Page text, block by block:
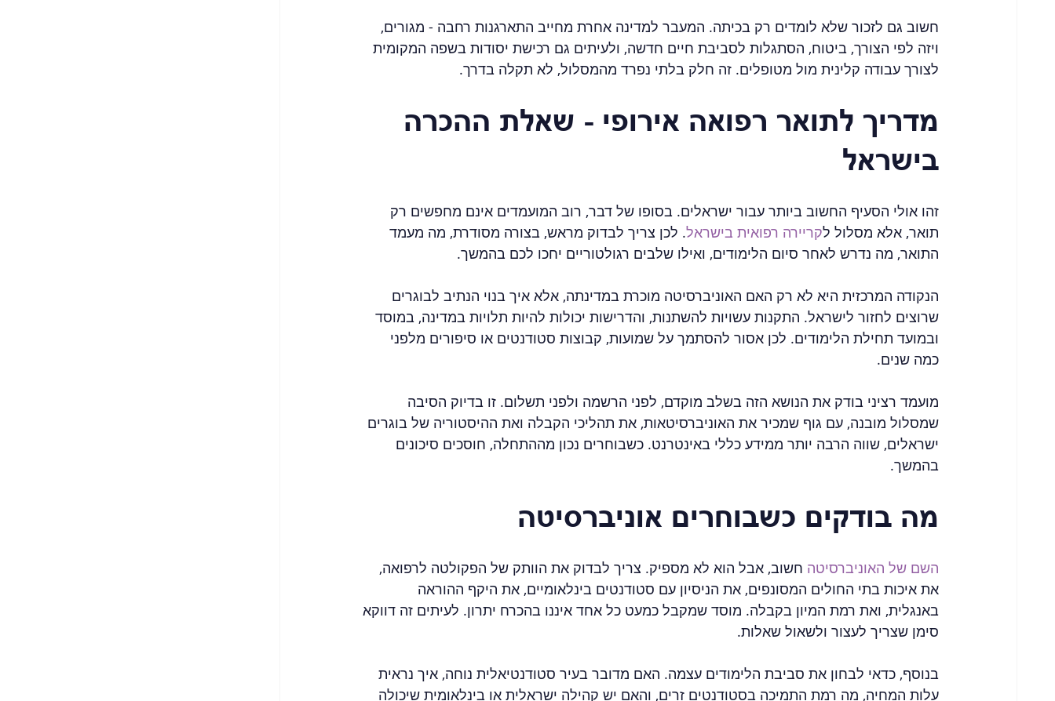
חשוב גם לזכור שלא לומדים רק בכיתה. המעבר למדינה אחרת מחייב התארגנות רחבה - מגורים,
ויזה לפי הצורך, ביטוח, הסתגלות לסביבת חיים חדשה, ולעיתים גם רכישת יסודות בשפה המקומית
לצורך עבודה קלינית מול מטופלים. זה חלק בלתי נפרד מהמסלול, לא תקלה בדרך.
מדריך לתואר רפואה אירופי - שאלת ההכרה
בישראל
זהו אולי הסעיף החשוב ביותר עבור ישראלים. בסופו של דבר, רוב המועמדים אינם מחפשים רק
תואר, אלא מסלול לקריירה רפואית בישראל. לכן צריך לבדוק מראש, בצורה מסודרת, מה מעמד
התואר, מה נדרש לאחר סיום הלימודים, ואילו שלבים רגולטוריים יחכו לכם בהמשך.
הנקודה המרכזית היא לא רק האם האוניברסיטה מוכרת במדינתה, אלא איך בנוי הנתיב לבוגרים
שרוצים לחזור לישראל. התקנות עשויות להשתנות, והדרישות יכולות להיות תלויות במדינה, במוסד
ובמועד תחילת הלימודים. לכן אסור להסתמך על שמועות, קבוצות סטודנטים או סיפורים מלפני
כמה שנים.
מועמד רציני בודק את הנושא הזה בשלב מוקדם, לפני הרשמה ולפני תשלום. זו בדיוק הסיבה
שמסלול מובנה, עם גוף שמכיר את האוניברסיטאות, את תהליכי הקבלה ואת ההיסטוריה של בוגרים
ישראלים, שווה הרבה יותר ממידע כללי באינטרנט. כשבוחרים נכון מההתחלה, חוסכים סיכונים
בהמשך.
מה בודקים כשבוחרים אוניברסיטה
השם של האוניברסיטה חשוב, אבל הוא לא מספיק. צריך לבדוק את הוותק של הפקולטה לרפואה,
את איכות בתי החולים המסונפים, את הניסיון עם סטודנטים בינלאומיים, את היקף ההוראה
באנגלית, ואת רמת המיון בקבלה. מוסד שמקבל כמעט כל אחד איננו בהכרח יתרון. לעיתים זה דווקא
סימן שצריך לעצור ולשאול שאלות.
בנוסף, כדאי לבחון את סביבת הלימודים עצמה. האם מדובר בעיר סטודנטיאלית נוחה, איך נראית
עלות המחיה, מה רמת התמיכה בסטודנטים זרים, והאם יש קהילה ישראלית או בינלאומית שיכולה